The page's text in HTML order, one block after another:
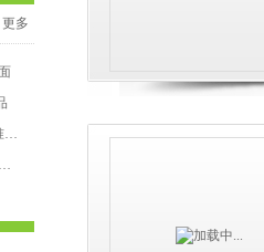
更多
塑料浮球效果拔群，选择它准没有错
海洋浮标，海洋水文气象站*的工具